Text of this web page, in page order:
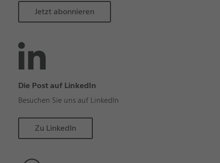
Jetzt abonnieren
Die Post auf LinkedIn
Besuchen Sie uns auf LinkedIn
Zu LinkedIn